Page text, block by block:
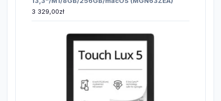
3 329,00zł